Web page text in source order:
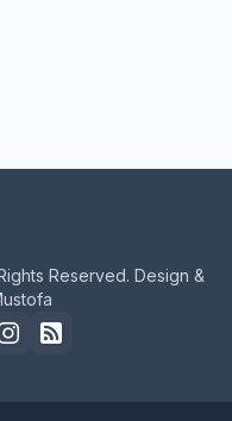
Reserved. Design &